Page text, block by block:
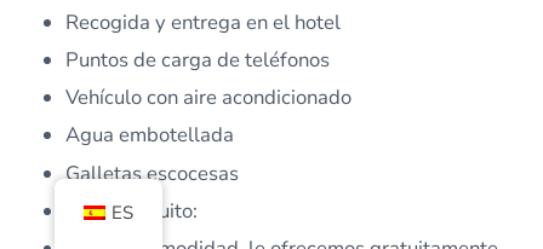
Recogida y entrega en el hotel
Puntos de carga de teléfonos
Vehículo con aire acondicionado
Agua embotellada
Galletas escocesas
Aviso gratuito:
ES